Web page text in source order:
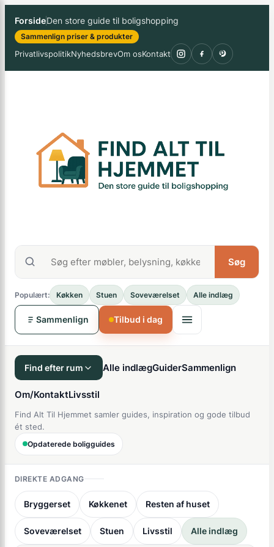
indhold
ForsideDen store guide til boligshopping
Sammenlign priser & produkter
PrivatlivspolitikNyhedsbrevOm osKontakt
Søg
Populært: Køkken Stuen Soveværelset Alle indlæg
Sammenlign Tilbud i dag
Find efter rum Alle indlægGuiderSammenlign
Om/KontaktLivsstil
Find Alt Til Hjemmet samler guides, inspiration og gode tilbud
ét sted.
Opdaterede boligguides
DIREKTE ADGANG
Bryggerset Køkkenet Resten af huset
Soveværelset Stuen Livsstil Alle indlæg